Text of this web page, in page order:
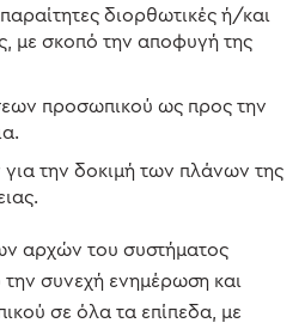
διορθωτικές ή/και
με σκοπό την αποφυγή της
προσωπικού ως προς την
την δοκιμή των πλάνων της
αρχών του συστήματος
συνεχή ενημέρωση και
σε όλα τα επίπεδα, με